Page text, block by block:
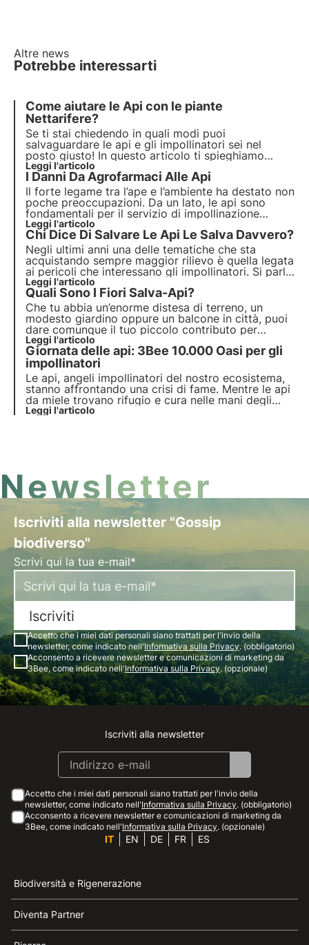
Altre news
Potrebbe interessarti
Come aiutare le Api con le piante
Nettarifere?
Se ti stai chiedendo in quali modi puoi
salvaguardare le api e gli impollinatori sei nel
posto giusto! In questo articolo ti spieghiamo
come puoi aiutare le api con le piante nettarifere
necessarie per la fornitura di nettare e polline.
Leggi l'articolo
I Danni Da Agrofarmaci Alle Api
Il forte legame tra l’ape e l’ambiente ha destato non
poche preoccupazioni. Da un lato, le api sono
fondamentali per il servizio di impollinazione
svolto, dall'altro lato l’esigenza di difesa fitoiatrica
delle colture può portare a problemi di mortalità e
spopolamento degli alveari.
Leggi l'articolo
Chi Dice Di Salvare Le Api Le Salva Davvero?
Negli ultimi anni una delle tematiche che sta
acquistando sempre maggior rilievo è quella legata
ai pericoli che interessano gli impollinatori. Si parla
molto di salvare le api, ma davvero si sta facendo
qualcosa diconcretoper aiutarle?
Leggi l'articolo
Quali Sono I Fiori Salva-Api?
Che tu abbia un’enorme distesa di terreno, un
modesto giardino oppure un balcone in città, puoi
dare comunque il tuo piccolo contributo per
aiutare le api a svolgere il loro prezioso lavoro di
impollinazione. Come? Decidendo di piantare e
seminare le piante e i fiori che le api amano di più.
Leggi l'articolo
Giornata delle api: 3Bee 10.000 Oasi per gli
impollinatori
Le api, angeli impollinatori del nostro ecosistema,
stanno affrontando una crisi di fame. Mentre le api
da miele trovano rifugio e cura nelle mani degli
apicoltori, le api selvatiche combattono solitarie e
Leggi l'articolo
Newsletter
Iscriviti alla newsletter "Gossip
biodiverso"
Scrivi qui la tua e-mail*
Iscriviti
Accetto che i miei dati personali siano trattati per l'invio della
newsletter, come indicato nell'Informativa sulla Privacy. (obbligatorio)
Acconsento a ricevere newsletter e comunicazioni di marketing da
3Bee, come indicato nell'Informativa sulla Privacy. (opzionale)
Instagram
Facebook
Linkedin
Youtube
Iscriviti alla newsletter
Accetto che i miei dati personali siano trattati per l'invio della
newsletter, come indicato nell'Informativa sulla Privacy. (obbligatorio)
Acconsento a ricevere newsletter e comunicazioni di marketing da
3Bee, come indicato nell'Informativa sulla Privacy. (opzionale)
IT EN DE FR ES
Biodiversità e Rigenerazione
Diventa Partner